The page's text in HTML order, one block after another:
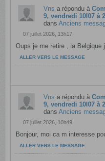
Vns a répondu à
9, vendredi 10I07 à
dansAnciens
07 juillet 2026, 13h17
Oups je me retire , la Belgique
ALLER VERS LE MESSAGE
Vns a répondu à
9, vendredi 10I07 à
dansAnciens
07 juillet 2026, 10h49
Bonjour, moi ca m interesse
ALLER VERS LE MESSAGE